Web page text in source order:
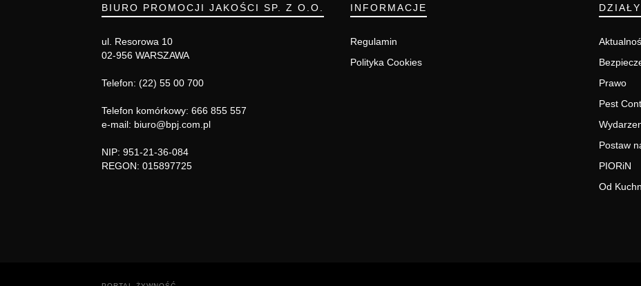
BIURO PROMOCJI JAKOŚCI SP. Z O.O.
ul. Resorowa 10
02-956 WARSZAWA
Telefon: (22) 55 00 700
Telefon komórkowy: 666 855 557
e-mail: biuro@bpj.com.pl
NIP: 951-21-36-084
REGON: 015897725
INFORMACJE
Regulamin
Polityka Cookies
Prawo
Pest
Postaw
PIORiN
Od